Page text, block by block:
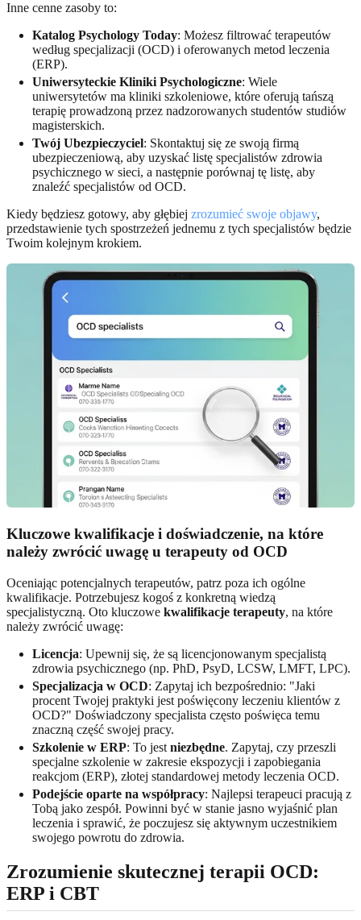
Inne cenne zasoby to:
Katalog Psychology Today: Możesz filtrować terapeutów
według specjalizacji (OCD) i oferowanych metod leczenia
(ERP).
Uniwersyteckie Kliniki Psychologiczne: Wiele
uniwersytetów ma kliniki szkoleniowe, które oferują tańszą
terapię prowadzoną przez nadzorowanych studentów studiów
magisterskich.
Twój Ubezpieczyciel: Skontaktuj się ze swoją firmą
ubezpieczeniową, aby uzyskać listę specjalistów zdrowia
psychicznego w sieci, a następnie porównaj tę listę, aby
znaleźć specjalistów od OCD.
Kiedy będziesz gotowy, aby głębiej zrozumieć swoje objawy,
przedstawienie tych spostrzeżeń jednemu z tych specjalistów będzie
Twoim kolejnym krokiem.
Kluczowe kwalifikacje i doświadczenie, na które
należy zwrócić uwagę u terapeuty od OCD
Oceniając potencjalnych terapeutów, patrz poza ich ogólne
kwalifikacje. Potrzebujesz kogoś z konkretną wiedzą
specjalistyczną. Oto kluczowe kwalifikacje terapeuty, na które
należy zwrócić uwagę:
Licencja: Upewnij się, że są licencjonowanym specjalistą
zdrowia psychicznego (np. PhD, PsyD, LCSW, LMFT, LPC).
Specjalizacja w OCD: Zapytaj ich bezpośrednio: "Jaki
procent Twojej praktyki jest poświęcony leczeniu klientów z
OCD?" Doświadczony specjalista często poświęca temu
znaczną część swojej pracy.
Szkolenie w ERP: To jest niezbędne. Zapytaj, czy przeszli
specjalne szkolenie w zakresie ekspozycji i zapobiegania
reakcjom (ERP), złotej standardowej metody leczenia OCD.
Podejście oparte na współpracy: Najlepsi terapeuci pracują z
Tobą jako zespół. Powinni być w stanie jasno wyjaśnić plan
leczenia i sprawić, że poczujesz się aktywnym uczestnikiem
swojego powrotu do zdrowia.
Zrozumienie skutecznej terapii OCD:
ERP i CBT